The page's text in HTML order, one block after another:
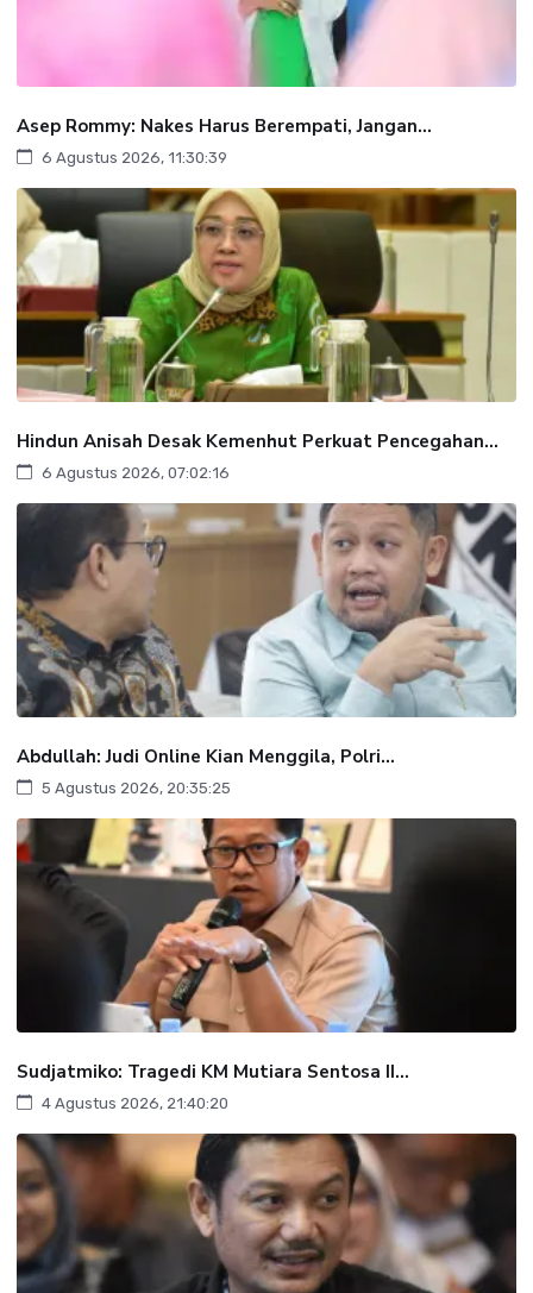
Asep Rommy: Nakes Harus Berempati, Jangan...
6 Agustus 2026, 11:30:39
Hindun Anisah Desak Kemenhut Perkuat Pencegahan...
6 Agustus 2026, 07:02:16
Abdullah: Judi Online Kian Menggila, Polri...
5 Agustus 2026, 20:35:25
Sudjatmiko: Tragedi KM Mutiara Sentosa II...
4 Agustus 2026, 21:40:20